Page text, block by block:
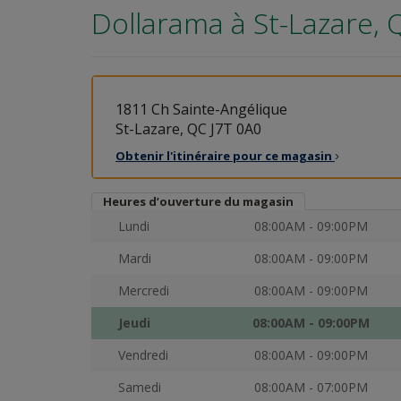
Dollarama à St-Lazare,
1811 Ch Sainte-Angélique
St-Lazare, QC J7T 0A0
Obtenir l'itinéraire pour ce magasin
Heures d’ouverture du magasin
Lundi
08:00AM - 09:00PM
Mardi
08:00AM - 09:00PM
Mercredi
08:00AM - 09:00PM
Jeudi
08:00AM - 09:00PM
Vendredi
08:00AM - 09:00PM
Samedi
08:00AM - 07:00PM